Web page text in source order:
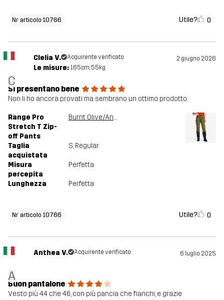
Nr articolo 10766 Utile? 0
C
Clelia V. Acquirente verificato 2 giugno 2026
Le misure: 165cm, 55kg
Si presentano bene
Non li ho ancora provati ma sembrano un ottimo prodotto.
Range Pro
Stretch T Zip-
off Pants
Burnt Olive/Anthracite
Taglia
acquistata
S, Regular
Misura
percepita
Perfetta
Lunghezza Perfetta
Nr articolo 10766 Utile? 0
A
Anthea V. Acquirente verificato 6 luglio 2025
Buon pantalone
Vesto più 44 che 46, con più pancia che fianchi, e grazie